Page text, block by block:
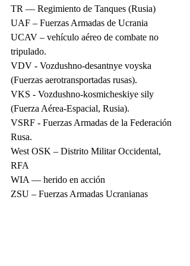
TR — Regimiento de Tanques (Rusia)
UAF – Fuerzas Armadas de Ucrania
UCAV – vehículo aéreo de combate no
tripulado.
VDV - Vozdushno-desantnye voyska
(Fuerzas aerotransportadas rusas).
VKS - Vozdushno-kosmicheskiye sily
(Fuerza Aérea-Espacial, Rusia).
VSRF - Fuerzas Armadas de la Federación
Rusa.
West OSK – Distrito Militar Occidental,
RFA
WIA — herido en acción
ZSU – Fuerzas Armadas Ucranianas